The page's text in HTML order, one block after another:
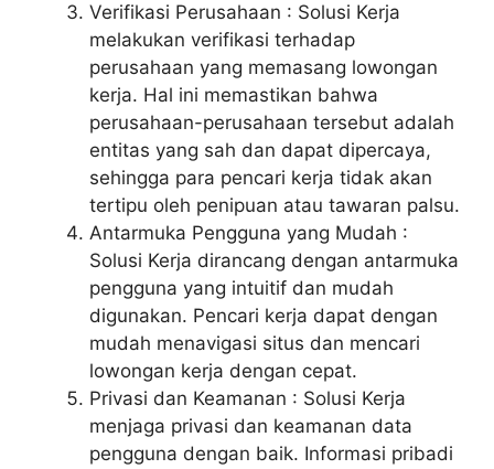
Verifikasi Perusahaan : Solusi Kerja
melakukan verifikasi terhadap
perusahaan yang memasang lowongan
kerja. Hal ini memastikan bahwa
perusahaan-perusahaan tersebut adalah
entitas yang sah dan dapat dipercaya,
sehingga para pencari kerja tidak akan
tertipu oleh penipuan atau tawaran palsu.
Antarmuka Pengguna yang Mudah :
Solusi Kerja dirancang dengan antarmuka
pengguna yang intuitif dan mudah
digunakan. Pencari kerja dapat dengan
mudah menavigasi situs dan mencari
lowongan kerja dengan cepat.
Privasi dan Keamanan : Solusi Kerja
menjaga privasi dan keamanan data
pengguna dengan baik. Informasi pribadi